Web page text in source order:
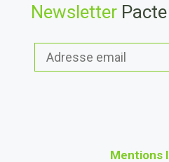
Newsletter
Mentions